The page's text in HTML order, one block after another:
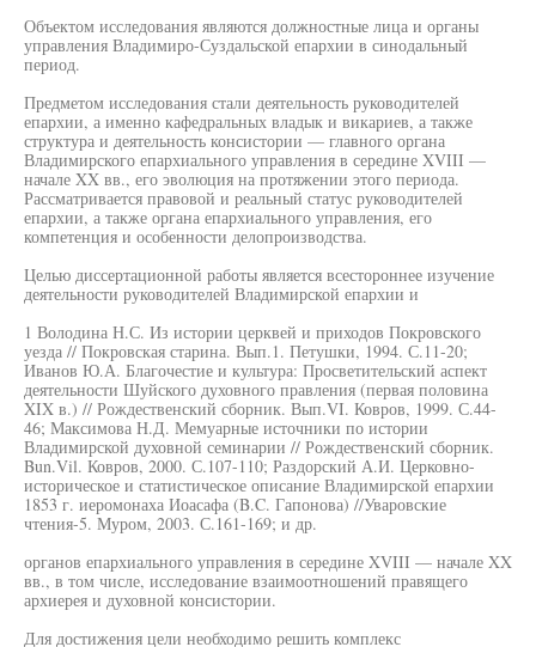
Объектом исследования являются должностные лица и органы
управления Владимиро-Суздальской епархии в синодальный
период.
Предметом исследования стали деятельность руководителей
епархии, а именно кафедральных владык и викариев, а также
структура и деятельность консистории — главного органа
Владимирского епархиального управления в середине XVIII —
начале XX вв., его эволюция на протяжении этого периода.
Рассматривается правовой и реальный статус руководителей
епархии, а также органа епархиального управления, его
компетенция и особенности делопроизводства.
Целью диссертационной работы является всестороннее изучение
деятельности руководителей Владимирской епархии и
1 Володина Н.С. Из истории церквей и приходов Покровского
уезда // Покровская старина. Вып.1. Петушки, 1994. С.11-20;
Иванов Ю.А. Благочестие и культура: Просветительский аспект
деятельности Шуйского духовного правления (первая половина
XIX в.) // Рождественский сборник. Вып.VI. Ковров, 1999. С.44-
46; Максимова Н.Д. Мемуарные источники по истории
Владимирской духовной семинарии // Рождественский сборник.
Bun.Vil. Ковров, 2000. С.107-110; Раздорский А.И. Церковно-
историческое и статистическое описание Владимирской епархии
1853 г. иеромонаха Иоасафа (B.C. Гапонова) //Уваровские
чтения-5. Муром, 2003. С.161-169; и др.
органов епархиального управления в середине XVIII — начале XX
вв., в том числе, исследование взаимоотношений правящего
архиерея и духовной консистории.
Для достижения цели необходимо решить комплекс